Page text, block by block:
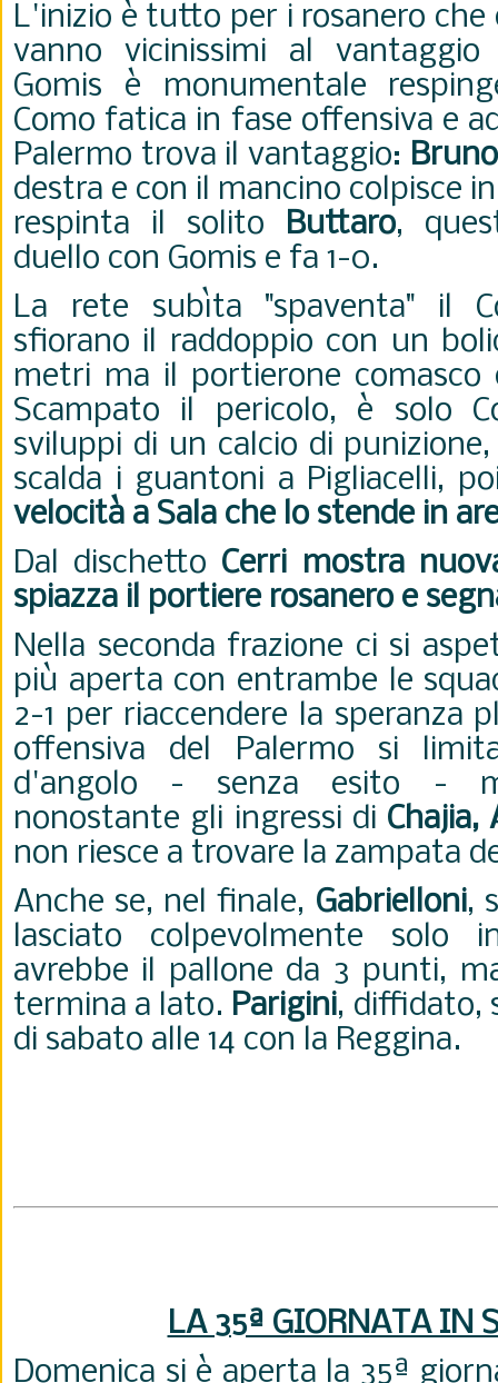
L'inizio è tutto per i rosanero
vanno vicinissimi al
Gomis è monumentale
Como fatica in fase offensiva e
Palermo trova il vantaggio:
destra e con il mancino colpisce
respinta il solito Buttaro,
duello con Gomis e fa 1-0.
La rete subìta "spaventa" il
sfiorano il raddoppio con un
metri ma il portierone
Scampato il pericolo, è solo
sviluppi di un calcio di
scalda i guantoni a Pigliacelli,
velocità a Sala che lo stende in
Dal dischetto Cerri mostra
spiazza il portiere rosanero e
Nella seconda frazione ci si
più aperta con entrambe le
2-1 per riaccendere la speranza
offensiva del Palermo si
d'angolo - senza esito -
nonostante gli ingressi di Chajia,
non riesce a trovare la zampata
Anche se, nel finale, Gabrielloni,
lasciato colpevolmente solo
avrebbe il pallone da 3 punti,
termina a lato. Parigini, diffidato,
di sabato alle 14 con la Reggina.
LA 35ª GIORNATA IN
Domenica si è aperta la 35ª